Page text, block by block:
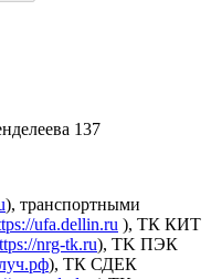
137
), транспортными
ufa.dellin.ru ), ТК КИТ
nrg-tk.ru), ТK ПЭК
), ТК СДЕК